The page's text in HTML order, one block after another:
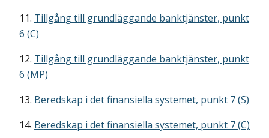
11. Tillgång till grundläggande banktjänster, punkt
6 (C)
12. Tillgång till grundläggande banktjänster, punkt
6 (MP)
13. Beredskap i det finansiella systemet, punkt 7 (S)
14. Beredskap i det finansiella systemet, punkt 7 (C)